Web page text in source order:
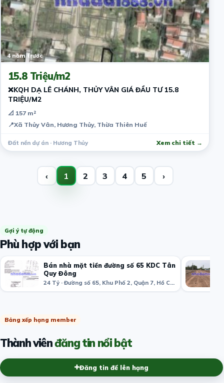
4 năm trước
15.8 Triệu/m2
❌KQH DẠ LÊ CHÁNH, THỦY VÂN GIÁ ĐẦU TƯ 15.8
TRIỆU/M2
📐 157 m²
📍Xã Thủy Vân, Hương Thủy, Thừa Thiên Huế
Đất nền dự án · Hương Thủy Xem chi tiết →
‹ 1 2 3 4 5 ›
Gợi ý tự động
Phù hợp với bạn
Bán nhà mặt tiền đường số 65 KDC Tân
Quy Đông
24 Tỷ · Đường số 65, Khu Phố 2, Quận 7, Hồ Chí Minh, Việt Nam
Bảng xếp hạng member
Thành viênđăng tin nổi bật
Đăng tin để lên hạng